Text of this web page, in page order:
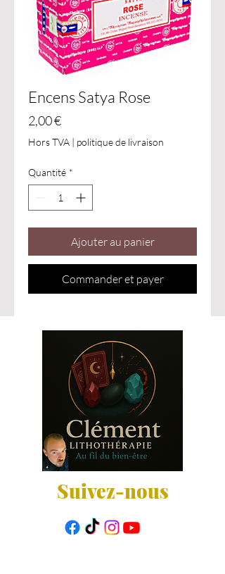
Encens Satya Rose
2,00 €Prix
Hors TVA | politique de livraison
Quantité *
Ajouter au panier
Commander et payer
Suivez-nous